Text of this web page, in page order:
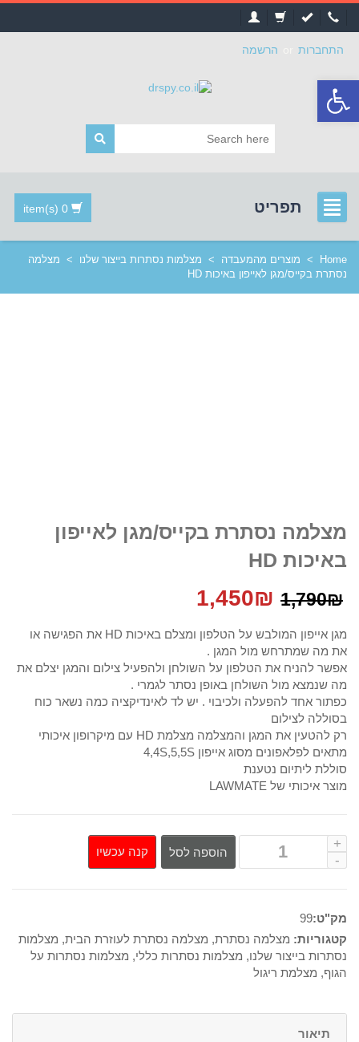
סרגל
נגישות
התחברות הרשמה
תפריט 0 item(s)
Home
> מוצרים מהמעבדה > מצלמות נסתרות בייצור שלנו > מצלמה
נסתרת בקייס/מגן לאייפון באיכות HD
מצלמה נסתרת בקייס/מגן לאייפון
באיכות HD
1,790₪
המחיר
המקורי
היה:
1,790₪.
1,450₪
הנוכחי
הוא:
1,450₪.
מגן אייפון המולבש על הטלפון ומצלם באיכות HD את הפגישה או
את מה שמתרחש מול המגן .
אפשר להניח את הטלפון על השולחן ולהפעיל צילום והמגן יצלם את
מה שנמצא מול השולחן באופן נסתר לגמרי .
כפתור אחד להפעלה ולכיבוי . יש לד לאינדיקציה כמה נשאר כוח
בסוללה לצילום
רק להטעין את המגן והמצלמה מצלמת HD עם מיקרופון איכותי
מתאים לפלאפונים מסוג אייפון 4,4S,5,5S
סוללת ליתיום נטענת
מוצר איכותי של LAWMATE
הוספה לסל קנה עכשיו
מק"ט:99
קטגוריות: מצלמה נסתרת, מצלמה נסתרת לעוזרת הבית, מצלמות
נסתרות בייצור שלנו, מצלמות נסתרות כללי, מצלמות נסתרות על
הגוף, מצלמת ריגול
תיאור